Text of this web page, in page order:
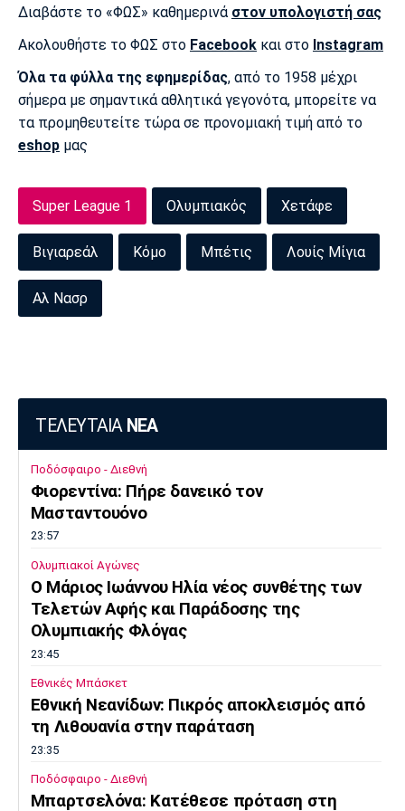
Μπενφίκα
Διαβάστε το «ΦΩΣ» καθημερινά στον υπολογιστή σας
Ακολουθήστε το ΦΩΣ στο Facebook και στο Instagram
Όλα τα φύλλα της εφημερίδας, από το 1958 μέχρι
σήμερα με σημαντικά αθλητικά γεγονότα, μπορείτε να
τα προμηθευτείτε τώρα σε προνομιακή τιμή από το
eshop μας
Super League 1 Ολυμπιακός Χετάφε
Βιγιαρεάλ Κόμο Μπέτις Λουίς Μίγια
Αλ Νασρ
ΤΕΛΕΥΤΑΙΑ ΝΕΑ
Ποδόσφαιρο - Διεθνή
Φιορεντίνα: Πήρε δανεικό τον
Μασταντουόνο
23:57
Ολυμπιακοί Αγώνες
O Μάριος Ιωάννου Ηλία νέος συνθέτης των
Τελετών Αφής και Παράδοσης της
Ολυμπιακής Φλόγας
23:45
Εθνικές Μπάσκετ
Εθνική Νεανίδων: Πικρός αποκλεισμός από
τη Λιθουανία στην παράταση
23:35
Ποδόσφαιρο - Διεθνή
Μπαρτσελόνα: Κατέθεσε πρόταση στη